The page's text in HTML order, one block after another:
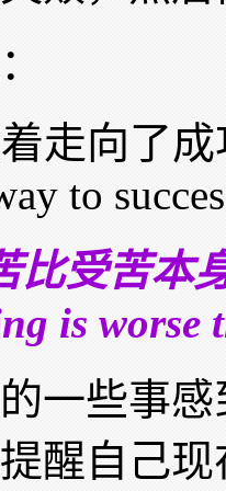
走向了成
to
比受苦本
is worse
一些事
醒自己